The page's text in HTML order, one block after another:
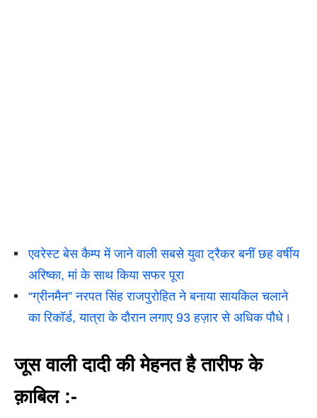
एवरेस्ट बेस कैम्प में जाने वाली सबसे युवा ट्रैकर बनीं छह वर्षीय
अरिष्का, मां के साथ किया सफर पूरा
“ग्रीनमैन” नरपत सिंह राजपुरोहित ने बनाया सायकिल चलाने
का रिकॉर्ड, यात्रा के दौरान लगाए 93 हज़ार से अधिक पौधे।
जूस वाली दादी की मेहनत है तारीफ के
क़ाबिल :-